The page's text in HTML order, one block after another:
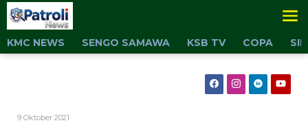
Lewati
ke
konten
KMC NEWS
SENGO SAMAWA KSB TV COPA
9 Oktober 2021